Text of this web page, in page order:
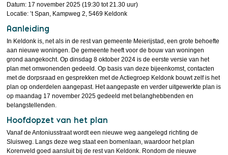
Datum: 17 november 2025 (19:30 tot 21.30 uur)
Locatie: ’t Span, Kampweg 2, 5469 Keldonk
Aanleiding
In Keldonk is, net als in de rest van gemeente Meierijstad, een grote behoefte
aan nieuwe woningen. De gemeente heeft voor de bouw van woningen
grond aangekocht. Op dinsdag 8 oktober 2024 is de eerste versie van het
plan met omwonenden gedeeld. Op basis van deze bijeenkomst, contacten
met de dorpsraad en gesprekken met de Actiegroep Keldonk bouwt zelf is het
plan op onderdelen aangepast. Het aangepaste en verder uitgewerkte plan is
op maandag 17 november 2025 gedeeld met belanghebbenden en
belangstellenden.
Hoofdopzet van het plan
Vanaf de Antoniusstraat wordt een nieuwe weg aangelegd richting de
Sluisweg. Langs deze weg staat een bomenlaan, waardoor het plan
Korenveld goed aansluit bij de rest van Keldonk. Rondom de nieuwe